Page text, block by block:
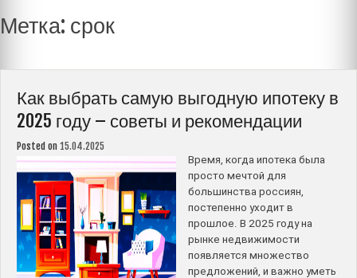
Метка: срок
Как выбрать самую выгодную ипотеку в
2025 году – советы и рекомендации
Posted on 15.04.2025
Время, когда ипотека была
просто мечтой для
большинства россиян,
постепенно уходит в
прошлое. В 2025 году на
рынке недвижимости
появляется множество
предложений, и важно уметь